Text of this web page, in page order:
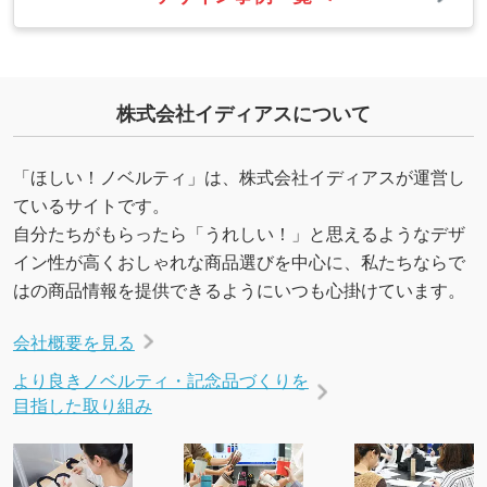
株式会社イディアスについて
「ほしい！ノベルティ」は、株式会社イディアスが運営し
ているサイトです。
自分たちがもらったら「うれしい！」と思えるようなデザ
イン性が高くおしゃれな商品選びを中心に、私たちならで
はの商品情報を提供できるようにいつも心掛けています。
会社概要を見る
より良きノベルティ・記念品づくりを
目指した取り組み